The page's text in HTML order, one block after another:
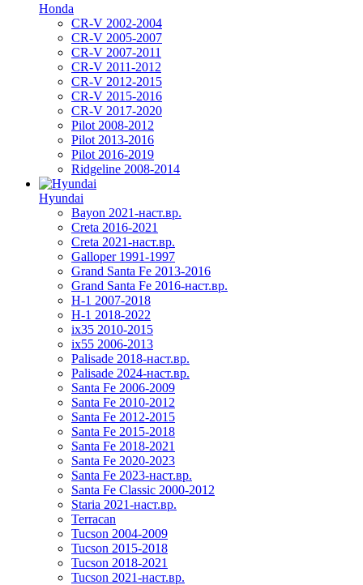
Honda
CR-V 2002-2004
CR-V 2005-2007
CR-V 2007-2011
CR-V 2011-2012
CR-V 2012-2015
CR-V 2015-2016
CR-V 2017-2020
Pilot 2008-2012
Pilot 2013-2016
Pilot 2016-2019
Ridgeline 2008-2014
Hyundai
Bayon 2021-наст.вр.
Creta 2016-2021
Creta 2021-наст.вр.
Galloper 1991-1997
Grand Santa Fe 2013-2016
Grand Santa Fe 2016-наст.вр.
H-1 2007-2018
H-1 2018-2022
ix35 2010-2015
ix55 2006-2013
Palisade 2018-наст.вр.
Palisade 2024-наст.вр.
Santa Fe 2006-2009
Santa Fe 2010-2012
Santa Fe 2012-2015
Santa Fe 2015-2018
Santa Fe 2018-2021
Santa Fe 2020-2023
Santa Fe 2023-наст.вр.
Santa Fe Classic 2000-2012
Staria 2021-наст.вр.
Terracan
Tucson 2004-2009
Tucson 2015-2018
Tucson 2018-2021
Tucson 2021-наст.вр.